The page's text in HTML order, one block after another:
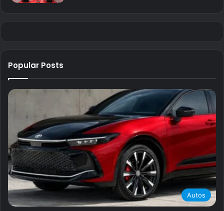
Popular Posts
Autos